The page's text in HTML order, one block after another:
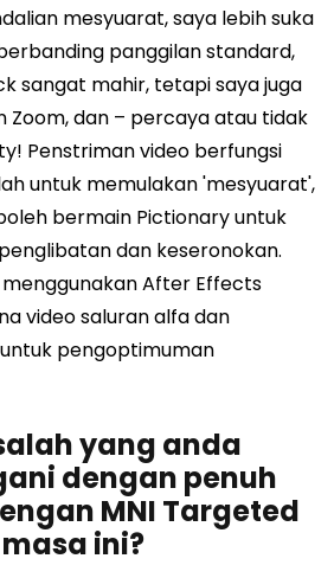
mesyuarat, saya lebih suka
panggilan standard,
sangat mahir, tetapi saya juga
Zoom, dan – percaya atau tidak
Penstriman video berfungsi
untuk memulakan 'mesyuarat',
bermain Pictionary untuk
dan keseronokan.
menggunakan After Effects
video saluran alfa dan
pengoptimuman
yang anda
dengan penuh
MNI Targeted
ini?